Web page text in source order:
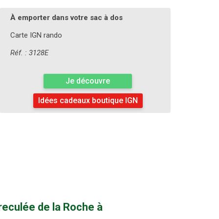
À emporter dans votre sac à dos
Carte IGN rando
Réf. : 3128E
Je découvre
Idées cadeaux boutique IGN
de la Roche à